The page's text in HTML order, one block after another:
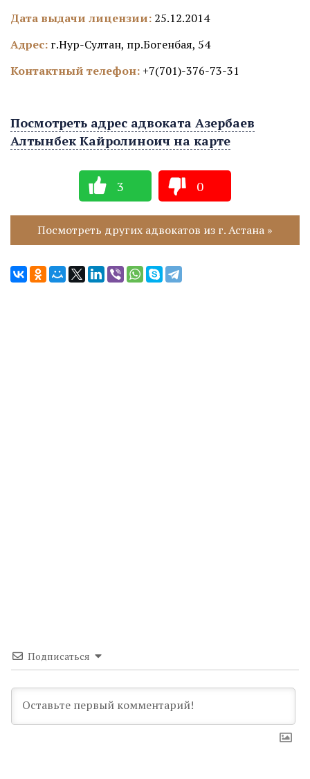
Дата выдачи лицензии: 25.12.2014
Адрес: г.Нур-Султан, пр.Богенбая, 54
Контактный телефон: +7(701)-376-73-31
Посмотреть адрес адвоката Азербаев
Алтынбек Кайролиноич на карте
3 0
Посмотреть других адвокатов из г. Астана »
Подписаться